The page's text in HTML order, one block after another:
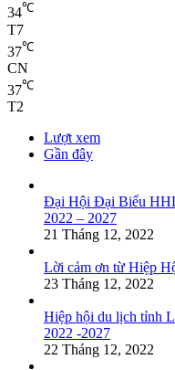
34℃
T7
37℃
CN
37℃
T2
Lượt xem
Gần đây
Đại Hội Đại Biểu
2022 – 2027
21 Tháng 12, 2022
Lời cảm ơn từ Hiệp
23 Tháng 12, 2022
Hiệp hội du lịch tỉnh
2022 -2027
22 Tháng 12, 2022